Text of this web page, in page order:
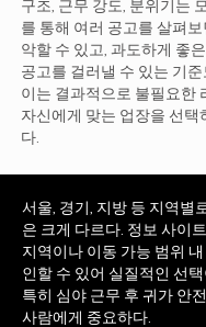
구조, 근무 강도, 분위기는
를 통해 여러 공고를 살펴
악할 수 있고, 과도하게 좋
공고를 걸러낼 수 있는 기준
이는 결과적으로 불필요한
자신에게 맞는 업장을 선택
다.
서울, 경기, 지방 등 지역별
은 크게 다르다. 정보 사이
지역이나 이동 가능 범위
인할 수 있어 실질적인 선
특히 심야 근무 후 귀가 안
사람에게 중요하다.